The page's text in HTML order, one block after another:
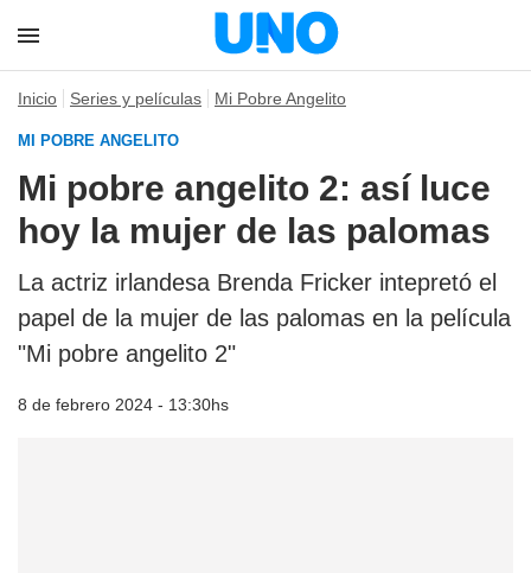
Inicio Series y películas Mi Pobre Angelito
MI POBRE ANGELITO
Mi pobre angelito 2: así luce
hoy la mujer de las palomas
La actriz irlandesa Brenda Fricker intepretó el
papel de la mujer de las palomas en la película
"Mi pobre angelito 2"
8 de febrero 2024 - 13:30hs